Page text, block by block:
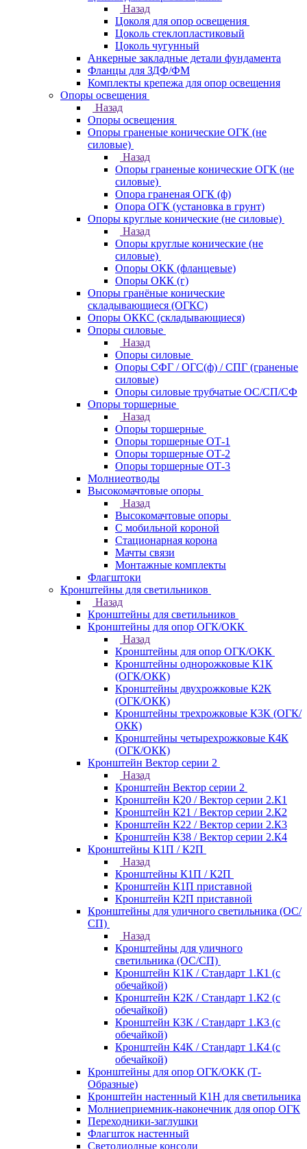
Назад
Цоколя для опор освещения
Цоколь стеклопластиковый
Цоколь чугунный
Анкерные закладные детали фундамента
Фланцы для ЗДФ/ФМ
Комплекты крепежа для опор освещения
Опоры освещения
Назад
Опоры освещения
Опоры граненые конические ОГК (не
силовые)
Назад
Опоры граненые конические ОГК (не
силовые)
Опора граненая ОГК (ф)
Опора ОГК (установка в грунт)
Опоры круглые конические (не силовые)
Назад
Опоры круглые конические (не
силовые)
Опоры ОКК (фланцевые)
Опоры ОКК (г)
Опоры гранёные конические
складывающиеся (ОГКС)
Опоры ОККС (складывающиеся)
Опоры силовые
Назад
Опоры силовые
Опоры СФГ / ОГС(ф) / СПГ (граненые
силовые)
Опоры силовые трубчатые ОС/СП/СФ
Опоры торшерные
Назад
Опоры торшерные
Опоры торшерные ОТ-1
Опоры торшерные ОТ-2
Опоры торшерные ОТ-3
Молниеотводы
Высокомачтовые опоры
Назад
Высокомачтовые опоры
С мобильной короной
Стационарная корона
Мачты связи
Монтажные комплекты
Флагштоки
Кронштейны для светильников
Назад
Кронштейны для светильников
Кронштейны для опор ОГК/ОКК
Назад
Кронштейны для опор ОГК/ОКК
Кронштейны однорожковые К1К
(ОГК/ОКК)
Кронштейны двухрожковые К2К
(ОГК/ОКК)
Кронштейны трехрожковые К3К (ОГК/
ОКК)
Кронштейны четырехрожковые К4К
(ОГК/ОКК)
Кронштейн Вектор серии 2
Назад
Кронштейн Вектор серии 2
Кронштейн К20 / Вектор серии 2.К1
Кронштейн К21 / Вектор серии 2.К2
Кронштейн К22 / Вектор серии 2.К3
Кронштейн К38 / Вектор серии 2.К4
Кронштейны К1П / К2П
Назад
Кронштейны К1П / К2П
Кронштейн К1П приставной
Кронштейн К2П приставной
Кронштейны для уличного светильника (ОС/
СП)
Назад
Кронштейны для уличного
светильника (ОС/СП)
Кронштейн К1К / Стандарт 1.К1 (с
обечайкой)
Кронштейн К2К / Стандарт 1.К2 (с
обечайкой)
Кронштейн К3К / Стандарт 1.К3 (с
обечайкой)
Кронштейн К4К / Стандарт 1.К4 (с
обечайкой)
Кронштейны для опор ОГК/ОКК (Т-
Образные)
Кронштейн настенный К1Н для светильника
Молниеприемник-наконечник для опор ОГК
Переходники-заглушки
Флагшток настенный
Светодиодные консоли